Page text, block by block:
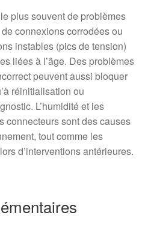
plus souvent de problèmes
connexions corrodées ou
instables (pics de tension)
liées à l’âge. Des problèmes
peuvent aussi bloquer
réinitialisation ou
L’humidité et les
connecteurs sont des causes
tout comme les
d’interventions antérieures.